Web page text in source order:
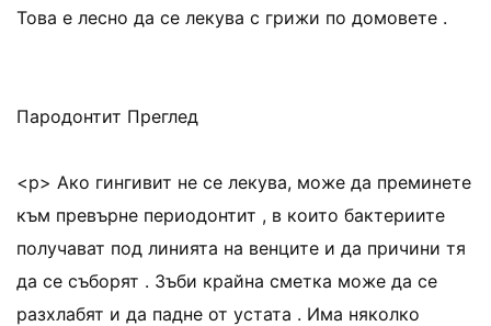
Това е лесно да се лекува с грижи по домовете .
Пародонтит Преглед
<р> Ако гингивит не се лекува, може да преминете
към превърне периодонтит , в които бактериите
получават под линията на венците и да причини тя
да се съборят . Зъби крайна сметка може да се
разхлабят и да падне от устата . Има няколко